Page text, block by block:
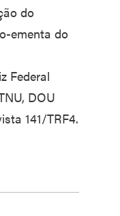
do
ementa do
Federal
DOU
141/TRF4.